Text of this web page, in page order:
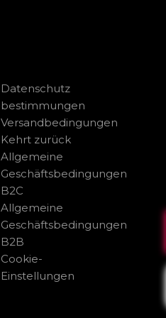
Datenschutz
bestimmungen
Versandbedingungen
Kehrt zurück
Allgemeine
Geschäftsbedingungen
B2C
Allgemeine
Geschäftsbedingungen
B2B
Cookie-
Einstellungen